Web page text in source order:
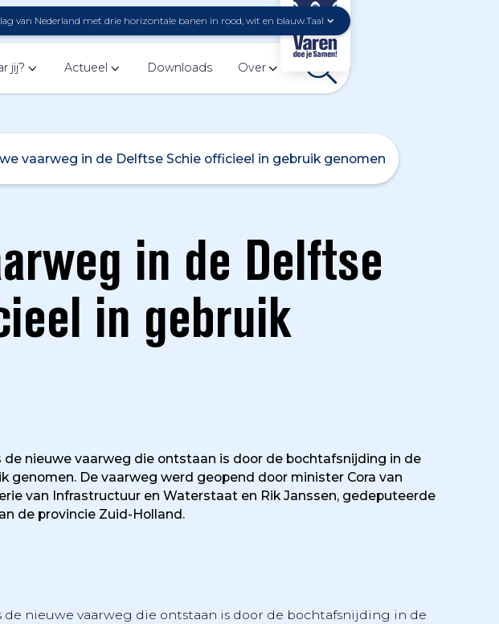
Taal
jij? Actueel Downloads Over
vaarweg in de Delftse Schie officieel in gebruik genomen
in de Delftse
in gebruik
de nieuwe vaarweg die ontstaan is door de bochtafsnijding in de
genomen. De vaarweg werd geopend door minister Cora van
van Infrastructuur en Waterstaat en Rik Janssen, gedeputeerde
de provincie Zuid-Holland.
de nieuwe vaarweg die ontstaan is door de bochtafsnijding in de